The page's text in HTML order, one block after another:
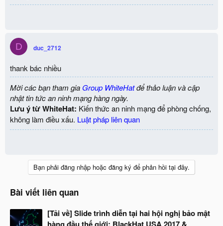
D duc_2712
thank bác nhiều
Mời các bạn tham gia Group WhiteHatđể thảo luận và cập
nhật tin tức an ninh mạng hàng ngày.
Lưu ý từ WhiteHat: Kiến thức an ninh mạng để phòng chống,
không làm điều xấu. Luật pháp liên quan
Bạn phải đăng nhập hoặc đăng ký để phản hồi tại đây.
Bài viết liên quan
[Tải về] Slide trình diễn tại hai hội nghị bảo mật